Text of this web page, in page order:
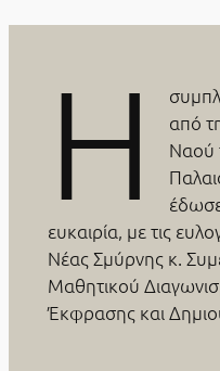
Η
από
Ναού
ευκαιρία, με τις
Νέας Σμύρνης κ.
Μαθητικού
Έκφρασης και